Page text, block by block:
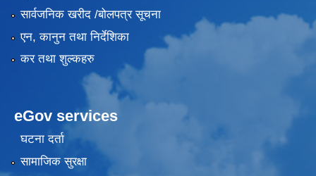
सार्वजनिक खरीद /बोलपत्र सूचना
एन, कानुन तथा निर्देशिका
कर तथा शुल्कहरु
eGov services
घटना दर्ता
सामाजिक सुरक्षा